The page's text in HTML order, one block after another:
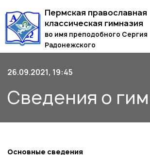
Пермская православная
классическая гимназия
во имя преподобного Сергия
Радонежского
26.09.2021, 19:45
Сведения о
Основные сведения